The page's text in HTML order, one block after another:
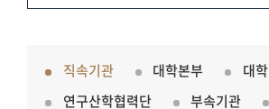
직속기관 대학본부 대학
연구산학협력단
부속기관